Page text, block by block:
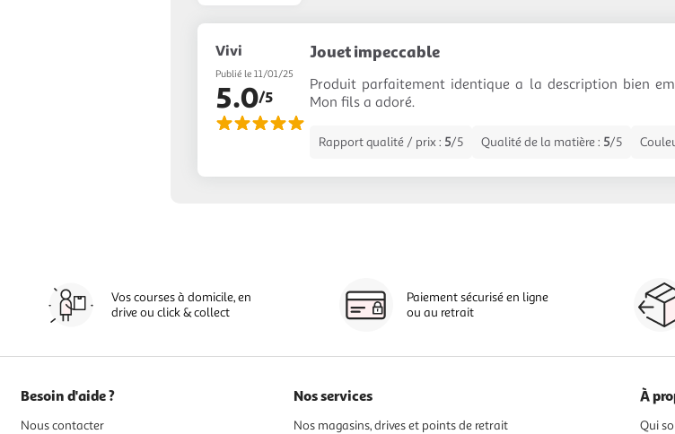
Vivi
Publié le 11/01/25
5.0/5
Jouet impeccable
Produit parfaitement identique a la description bien
Mon fils a adoré.
Rapport qualité / prix : 5/5 Qualité de la matière : 5/5
Vos courses à domicile, en
drive ou click & collect
Paiement sécurisé en ligne
ou au retrait
Besoin d'aide ?
Nous contacter
Nos services
Nos magasins, drives et points de retrait
À
Qui